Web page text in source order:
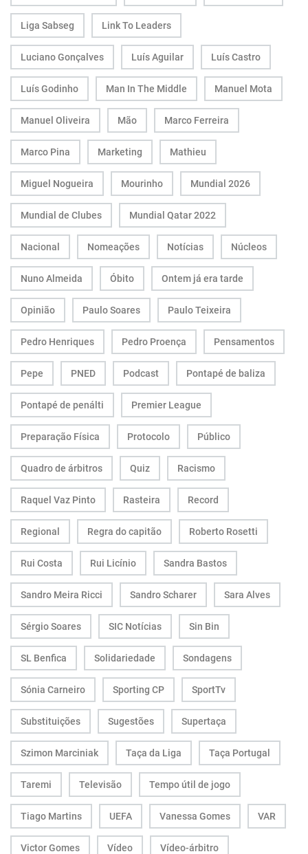
Liga Sabseg Link To Leaders
Luciano Gonçalves Luís Aguilar Luís Castro
Luís Godinho Man In The Middle Manuel Mota
Manuel Oliveira Mão Marco Ferreira
Marco Pina Marketing Mathieu
Miguel Nogueira Mourinho Mundial 2026
Mundial de Clubes Mundial Qatar 2022
Nacional Nomeações Notícias Núcleos
Nuno Almeida Óbito Ontem já era tarde
Opinião Paulo Soares Paulo Teixeira
Pedro Henriques Pedro Proença Pensamentos
Pepe PNED Podcast Pontapé de baliza
Pontapé de penálti Premier League
Preparação Física Protocolo Público
Quadro de árbitros Quiz Racismo
Raquel Vaz Pinto Rasteira Record
Regional Regra do capitão Roberto Rosetti
Rui Costa Rui Licínio Sandra Bastos
Sandro Meira Ricci Sandro Scharer Sara Alves
Sérgio Soares SIC Notícias Sin Bin
SL Benfica Solidariedade Sondagens
Sónia Carneiro Sporting CP SportTv
Substituições Sugestões Supertaça
Szimon Marciniak Taça da Liga Taça Portugal
Taremi Televisão Tempo útil de jogo
Tiago Martins UEFA Vanessa Gomes VAR
Victor Gomes Vídeo Vídeo-árbitro